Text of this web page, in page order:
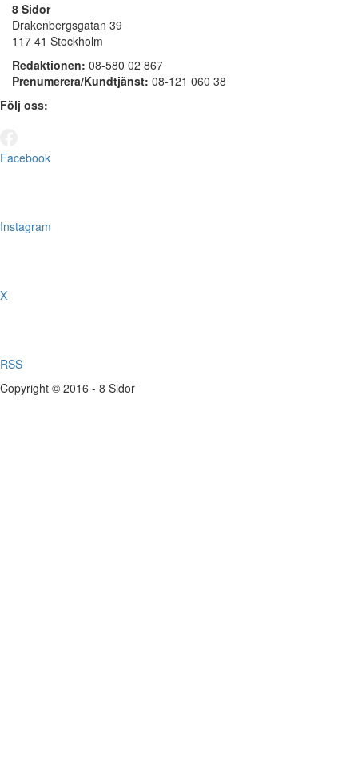
8 Sidor
Drakenbergsgatan 39
117 41 Stockholm
Redaktionen: 08-580 02 867
Prenumerera/Kundtjänst: 08-121 060 38
Följ oss:
Facebook
Instagram
X
RSS
Copyright © 2016 - 8 Sidor